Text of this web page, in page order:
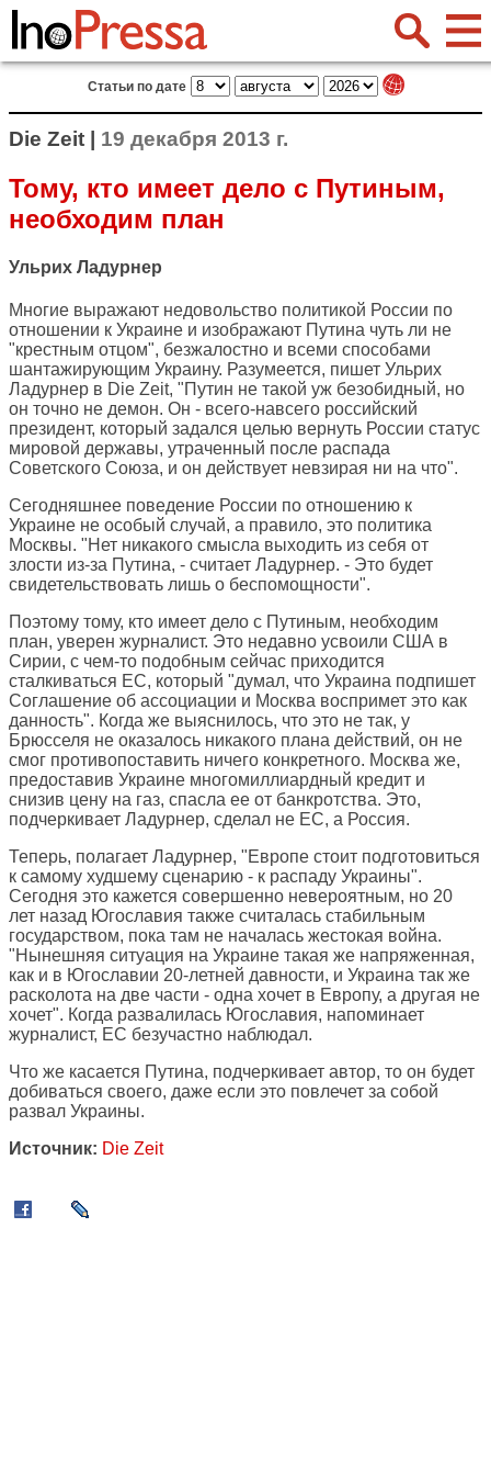
Статьи по дате
Die Zeit | 19 декабря 2013 г.
Тому, кто имеет дело с Путиным,
необходим план
Ульрих Ладурнер
Многие выражают недовольство политикой России по
отношении к Украине и изображают Путина чуть ли не
"крестным отцом", безжалостно и всеми способами
шантажирующим Украину. Разумеется, пишет Ульрих
Ладурнер в Die Zeit, "Путин не такой уж безобидный, но
он точно не демон. Он - всего-навсего российский
президент, который задался целью вернуть России статус
мировой державы, утраченный после распада
Советского Союза, и он действует невзирая ни на что".
Сегодняшнее поведение России по отношению к
Украине не особый случай, а правило, это политика
Москвы. "Нет никакого смысла выходить из себя от
злости из-за Путина, - считает Ладурнер. - Это будет
свидетельствовать лишь о беспомощности".
Поэтому тому, кто имеет дело с Путиным, необходим
план, уверен журналист. Это недавно усвоили США в
Сирии, с чем-то подобным сейчас приходится
сталкиваться ЕС, который "думал, что Украина подпишет
Соглашение об ассоциации и Москва воспримет это как
данность". Когда же выяснилось, что это не так, у
Брюсселя не оказалось никакого плана действий, он не
смог противопоставить ничего конкретного. Москва же,
предоставив Украине многомиллиардный кредит и
снизив цену на газ, спасла ее от банкротства. Это,
подчеркивает Ладурнер, сделал не ЕС, а Россия.
Теперь, полагает Ладурнер, "Европе стоит подготовиться
к самому худшему сценарию - к распаду Украины".
Сегодня это кажется совершенно невероятным, но 20
лет назад Югославия также считалась стабильным
государством, пока там не началась жестокая война.
"Нынешняя ситуация на Украине такая же напряженная,
как и в Югославии 20-летней давности, и Украина так же
расколота на две части - одна хочет в Европу, а другая не
хочет". Когда развалилась Югославия, напоминает
журналист, ЕС безучастно наблюдал.
Что же касается Путина, подчеркивает автор, то он будет
добиваться своего, даже если это повлечет за собой
развал Украины.
Источник: Die Zeit